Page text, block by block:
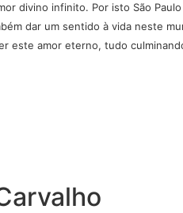
divino infinito. Por isto São
dar um sentido à vida neste
este amor eterno, tudo